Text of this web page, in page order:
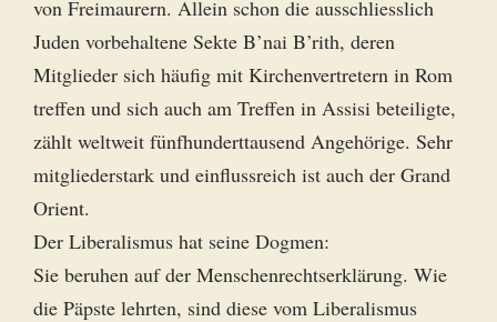
von Freimaurern. Allein schon die ausschliesslich
Juden vorbehaltene Sekte B’nai B’rith, deren
Mitglieder sich häufig mit Kirchenvertretern in Rom
treffen und sich auch am Treffen in Assisi beteiligte,
zählt weltweit fünfhunderttausend Angehörige. Sehr
mitgliederstark und einflussreich ist auch der Grand
Orient.
Der Liberalismus hat seine Dogmen:
Sie beruhen auf der Menschenrechtserklärung. Wie
die Päpste lehrten, sind diese vom Liberalismus